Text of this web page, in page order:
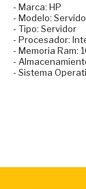
- Marca: HP
- Modelo:
- Tipo: Servidor
- Procesador:
- Memoria Ram:
-
- Sistema